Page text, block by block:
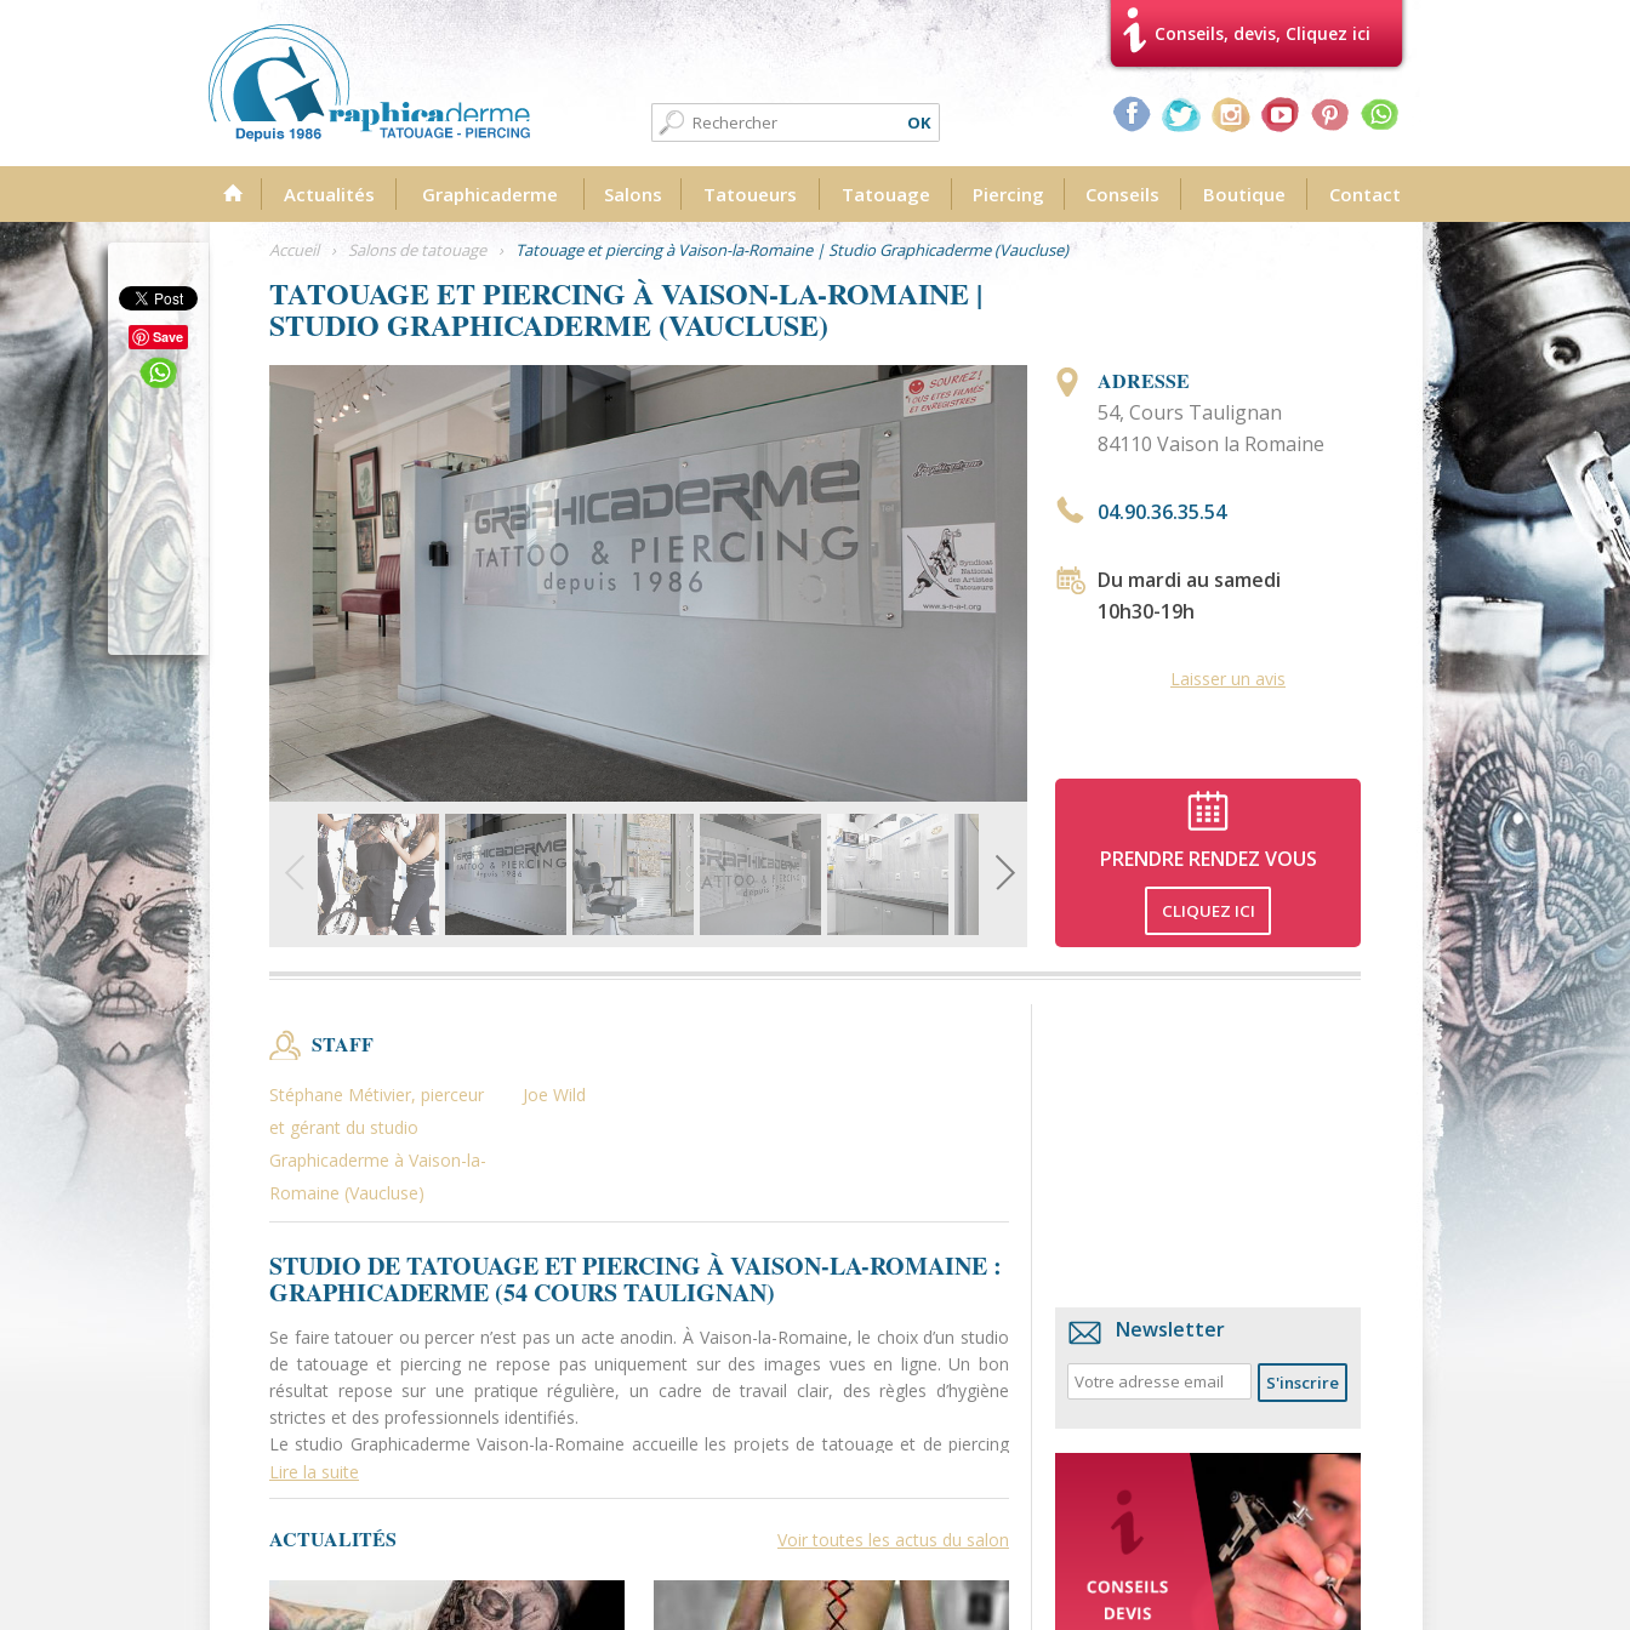
Formulaire de recherche Recherche
Conseils, devis, Cliquez ici
Menu Actualités Graphicaderme Salons Tatoueurs Tatouage Piercing Conseils Boutique Contact
Save
Accueil › Salons de tatouage › Tatouage et piercing à Vaison-la-Romaine | Studio Graphicaderme (Vaucluse)
TATOUAGE ET PIERCING À VAISON-LA-ROMAINE |
STUDIO GRAPHICADERME (VAUCLUSE)
ADRESSE
54, Cours Taulignan
84110 Vaison la Romaine
04.90.36.35.54
Du mardi au samedi
10h30-19h
Laisser un avis
PRENDRE RENDEZ VOUS
CLIQUEZ ICI
STAFF
Stéphane Métivier, pierceur
et gérant du studio
Graphicaderme à Vaison-la-
Romaine (Vaucluse)
Joe Wild
STUDIO DE TATOUAGE ET PIERCING À VAISON-LA-ROMAINE :
GRAPHICADERME (54 COURS TAULIGNAN)
Se faire tatouer ou percer n’est pas un acte anodin. À Vaison-la-Romaine, le choix d’un studio
de tatouage et piercing ne repose pas uniquement sur des images vues en ligne. Un bon
résultat repose sur une pratique régulière, un cadre de travail clair, des règles d’hygiène
strictes et des professionnels identifiés.
Le studio Graphicaderme Vaison-la-Romaine accueille les projets de tatouage et de piercing
au 54 cours Taulignan, avec une méthode simple : écouter, cadrer le projet, travailler
proprement et accompagner.
GRAPHICADERME : UN RÉSEAU DE STUDIOS DE TATOUAGE
STRUCTURÉS
Graphicaderme s’appuie sur un réseau de studios implantés dans plusieurs villes, avec une
Lire la suite
ACTUALITÉS Voir toutes les actus du salon
Newsletter